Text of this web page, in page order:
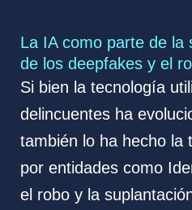
La IA como parte de la
de los deepfakes y el
Si bien la tecnología
delincuentes ha
también lo ha hecho la
por entidades como
el robo y la